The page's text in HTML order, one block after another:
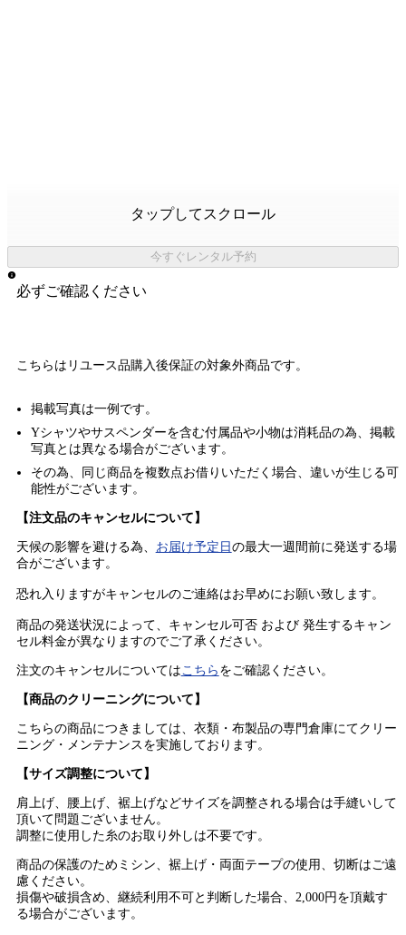
タップしてスクロール
今すぐレンタル予約
必ずご確認ください
こちらはリユース品購入後保証の対象外商品です。
掲載写真は一例です。
Yシャツやサスペンダーを含む付属品や小物は消耗品の為、掲載
写真とは異なる場合がございます。
その為、同じ商品を複数点お借りいただく場合、違いが生じる可
能性がございます。
【注文品のキャンセルについて】
天候の影響を避ける為、 お届け予定日 の最大一週間前に発送する場
合がございます。
恐れ入りますがキャンセルのご連絡はお早めにお願い致します。
商品の発送状況によって、キャンセル可否 および 発生するキャン
セル料金が異なりますのでご了承ください。
注文のキャンセルについてはこちら をご確認ください。
【商品のクリーニングについて】
こちらの商品につきましては、衣類・布製品の専門倉庫にてクリー
ニング・メンテナンスを実施しております。
【サイズ調整について】
肩上げ、腰上げ、裾上げなどサイズを調整される場合は手縫いして
頂いて問題ございません。
調整に使用した糸のお取り外しは不要です。
商品の保護のためミシン、裾上げ・両面テープの使用、切断はご遠
慮ください。
損傷や破損含め、継続利用不可と判断した場合、2,000円を頂戴す
る場合がございます。